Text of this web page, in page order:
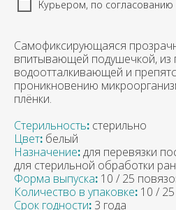
Курьером, по согласованию
Самофиксирующаяся
впитывающей подушечкой, из
водоотталкивающей и
проникновению
плёнки.
Стерильность: стерильно
Цвет: белый
Назначение:для перевязки
для стерильной обработки
Форма выпуска: 10 / 25
Количество в упаковке: 10 / 25
Срок годности: 3 года